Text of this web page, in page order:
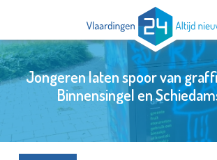
Jongeren laten spoor van
Binnensingel en